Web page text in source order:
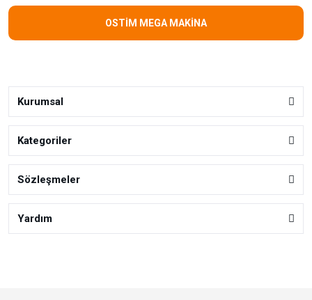
OSTİM MEGA MAKİNA
Kurumsal
Kategoriler
Sözleşmeler
Yardım